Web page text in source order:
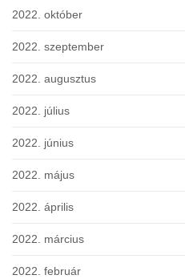
2022. október
2022. szeptember
2022. augusztus
2022. július
2022. június
2022. május
2022. április
2022. március
2022. február